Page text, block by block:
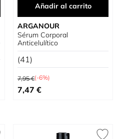
Añadir al carrito
ARGANOUR
Sérum Corporal
Anticelulítico
(41)
Precio habitual
7,95 €(-6%)
Precio especial
7,47 €